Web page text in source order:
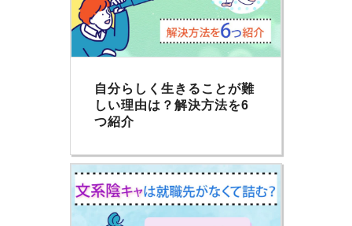
自分らしく生きることが難
しい理由は？解決方法を6
つ紹介